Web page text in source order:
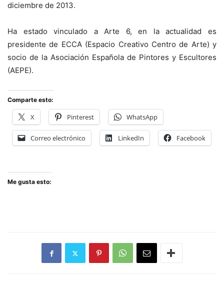
diciembre de 2013.
Ha estado vinculado a Arte 6, en la actualidad es
presidente de ECCA (Espacio Creativo Centro de Arte) y
socio de la Asociación Española de Pintores y Escultores
(AEPE).
Comparte esto:
X Pinterest WhatsApp
Correo electrónico LinkedIn Facebook
Me gusta esto: